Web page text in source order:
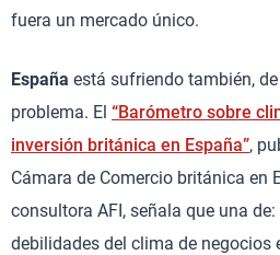
fuera un mercado único.
España está sufriendo también,
problema. El “Barómetro sobre
inversión británica en España”,
Cámara de Comercio británica en
consultora AFI, señala que una
debilidades del clima de negocios